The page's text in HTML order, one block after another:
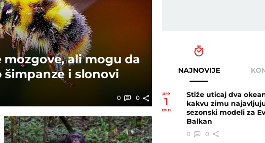
ali mogu da
šimpanze i slonovi
0 0
NAJNOVIJE
pre
1
min
Stiže uticaj dva
kakvu zimu
sezonski modeli za
Balkan
0 0